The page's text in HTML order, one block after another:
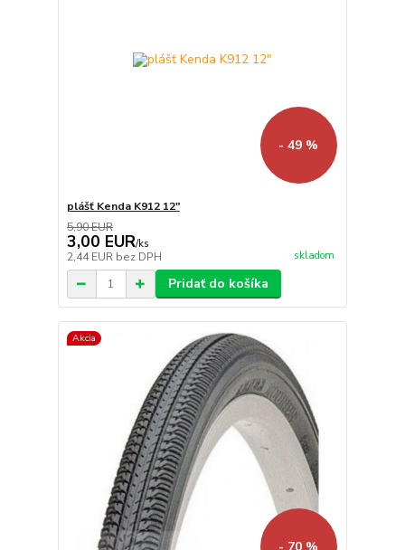
- 49 %
plášť Kenda K912 12"
5,90 EUR
3,00 EUR/ks
2,44 EUR bez DPH skladom
Pridať do košíka
Akcia